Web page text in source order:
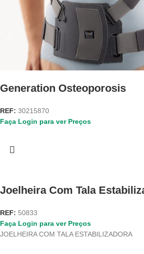
Generation Osteoporosis
REF: 30215870
Faça Login para ver Preços
Joelheira Com Tala
REF: 50833
Faça Login para ver Preços
JOELHEIRA COM TALA ESTABILIZADORA